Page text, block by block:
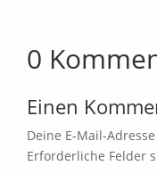
0
Einen
Deine E-Mail-
Erforderliche Felder